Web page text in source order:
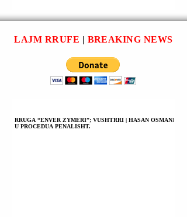
ARRESTUA.
LAJM RRUFE | BREAKING NEWS
RRUGA “ENVER ZYMERI”; VUSHTRRI | HASAN OSMANI
U PROCEDUA PENALISHT.